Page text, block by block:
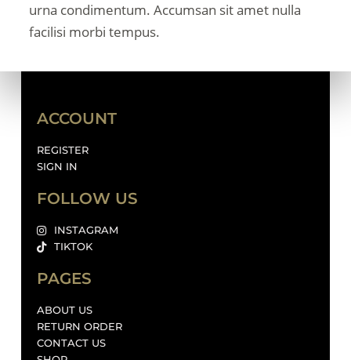
urna condimentum. Accumsan sit amet nulla
facilisi morbi tempus.
ACCOUNT
REGISTER
SIGN IN
FOLLOW US
INSTAGRAM
TIKTOK
PAGES
ABOUT US
RETURN ORDER
CONTACT US